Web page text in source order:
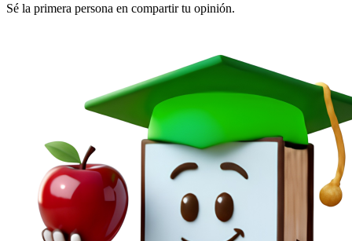
Sé la primera persona en compartir tu opinión.